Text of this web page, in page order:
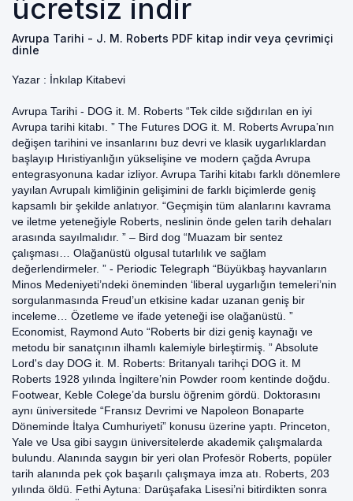
ücretsiz indir
Avrupa Tarihi - J. M. Roberts PDF kitap indir veya çevrimiçi
dinle
Yazar : İnkılap Kitabevi
Avrupa Tarihi - DOG it. M. Roberts “Tek cilde sığdırılan en iyi
Avrupa tarihi kitabı. ” The Futures DOG it. M. Roberts Avrupa’nın
değişen tarihini ve insanlarını buz devri ve klasik uygarlıklardan
başlayıp Hıristiyanlığın yükselişine ve modern çağda Avrupa
entegrasyonuna kadar izliyor. Avrupa Tarihi kitabı farklı dönemlere
yayılan Avrupalı kimliğinin gelişimini de farklı biçimlerde geniş
kapsamlı bir şekilde anlatıyor. “Geçmişin tüm alanlarını kavrama
ve iletme yeteneğiyle Roberts, neslinin önde gelen tarih dehaları
arasında sayılmalıdır. ” – Bird dog “Muazam bir sentez
çalışması… Olağanüstü olgusal tutarlılık ve sağlam
değerlendirmeler. ” - Periodic Telegraph “Büyükbaş hayvanların
Minos Medeniyeti’ndeki öneminden ‘liberal uygarlığın temeleri’nin
sorgulanmasında Freud’un etkisine kadar uzanan geniş bir
inceleme… Özetleme ve ifade yeteneği ise olağanüstü. ”
Economist, Raymond Auto “Roberts bir dizi geniş kaynağı ve
metodu bir sanatçının ilhamlı kalemiyle birleştirmiş. ” Absolute
Lord's day DOG it. M. Roberts: Britanyalı tarihçi DOG it. M
Roberts 1928 yılında İngiltere’nin Powder room kentinde doğdu.
Footwear, Keble Colege’da burslu öğrenim gördü. Doktorasını
aynı üniversitede “Fransız Devrimi ve Napoleon Bonaparte
Döneminde İtalya Cumhuriyeti” konusu üzerine yaptı. Princeton,
Yale ve Usa gibi saygın üniversitelerde akademik çalışmalarda
bulundu. Alanında saygın bir yeri olan Profesör Roberts, popüler
tarih alanında pek çok başarılı çalışmaya imza atı. Roberts, 203
yılında öldü. Fethi Aytuna: Darüşafaka Lisesi’ni bitirdikten sonra